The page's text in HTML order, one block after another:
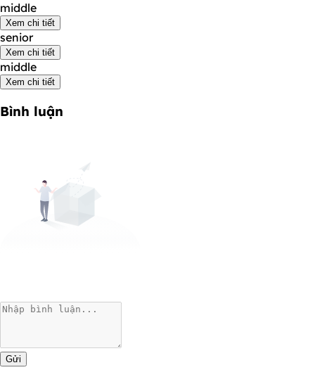
middle
Xem chi tiết
senior
Xem chi tiết
middle
Xem chi tiết
Bình luận
Gửi